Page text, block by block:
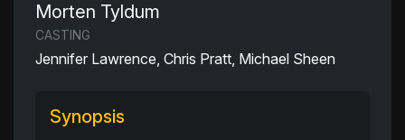
Morten Tyldum
CASTING
Jennifer Lawrence, Chris Pratt, Michael Sheen
Synopsis